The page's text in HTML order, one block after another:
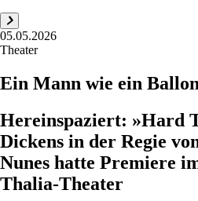
05.05.2026
Theater
Ein Mann wie ein Ballon
Hereinspaziert: »Hard
Dickens in der Regie
Nunes hatte Premiere
Thalia-Theater